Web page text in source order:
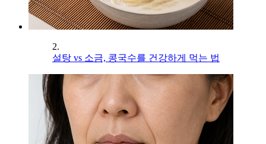
2.
설탕 vs 소금, 콩국수를 건강하게 먹는 법